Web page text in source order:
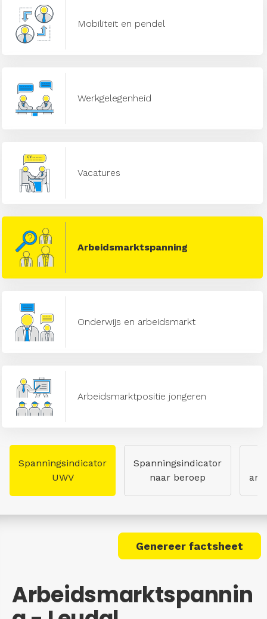
Mobiliteit en pendel
Werkgelegenheid
Vacatures
Arbeidsmarktspanning
Onderwijs en arbeidsmarkt
Arbeidsmarktpositie jongeren
Spanningsindicator
UWV
Spanningsindicator
naar beroep
Genereer factsheet
Arbeidsmarktspannin